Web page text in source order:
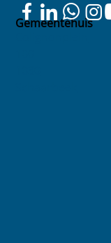
Gemeentehuis